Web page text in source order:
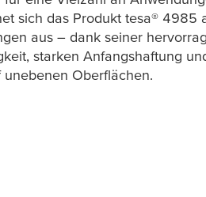
sich das Produkt tesa® 4985
aus – dank seiner
starken Anfangshaftung
unebenen Oberflächen.